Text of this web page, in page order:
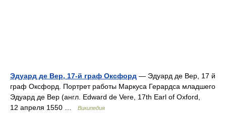
Эдуард де Вер, 17-й граф Оксфорд — Эдуард де Вер, 17 й
граф Оксфорд. Портрет работы Маркуса Герардса младшего
Эдуард де Вер (англ. Edward de Vere, 17th Earl of Oxford,
12 апреля 1550 …
Википедия